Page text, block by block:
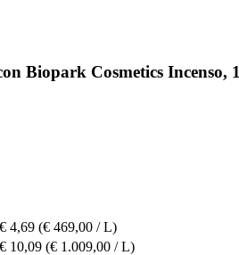
Biopark Cosmetics Incenso,
€ 4,69 (€ 469,00 / L)
€ 10,09 (€ 1.009,00 / L)